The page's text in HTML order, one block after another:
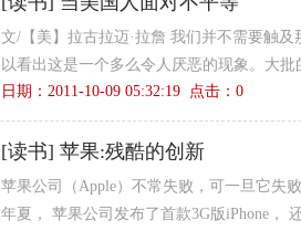
文/【美】拉古拉迈·拉詹 我们并不需要触
以看出这是一个多么令人厌恶的现象。大
日期：2011-10-09 05:32:19 点击： 0
[读书] 苹果:残酷的创新
苹果公司（Apple）不常失败，可一旦它失
年夏， 苹果公司发布了首款3G版iPhone，